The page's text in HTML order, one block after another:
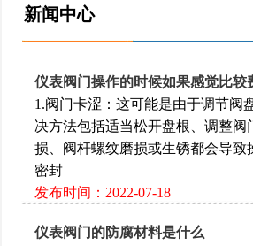
新闻中心
仪表阀门操作的时候如果感觉比较
1.‌阀门卡涩‌：这可能是由于调节阀
决方法包括适当松开盘根、调整
损、阀杆螺纹磨损或生锈都会导
密封
发布时间：2022-07-18
仪表阀门的防腐材料是什么